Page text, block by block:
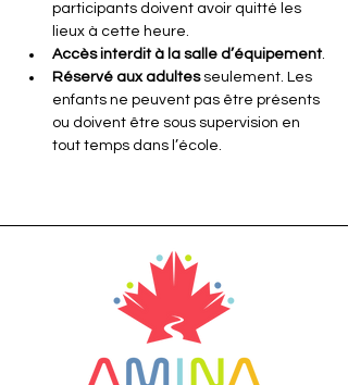
participants doivent avoir quitté les
lieux à cette heure.
Accès interdit à la salle d’équipement.
Réservé aux adultes seulement. Les
enfants ne peuvent pas être présents
ou doivent être sous supervision en
tout temps dans l’école.